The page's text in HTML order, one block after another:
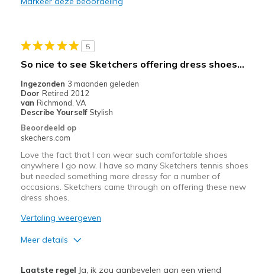
View On Shoes
I'm Into Shoes
5
So nice to see Sketchers offering dress shoes...
Ingezonden 3 maanden geleden
Door Retired 2012
van Richmond, VA
Describe Yourself Stylish
Beoordeeld op
skechers.com
Love the fact that I can wear such comfortable shoes
anywhere I go now. I have so many Sketchers tennis shoes
but needed something more dressy for a number of
occasions. Sketchers came through on offering these new
dress shoes.
Vertaling weergeven
Meer details
Laatste regel Ja, ik zou aanbevelen aan een vriend